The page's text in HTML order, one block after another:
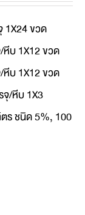
1X24 ขวด
บ 1X12 ขวด
บ 1X12 ขวด
/หีบ 1X3
ร ชนิด 5%, 100